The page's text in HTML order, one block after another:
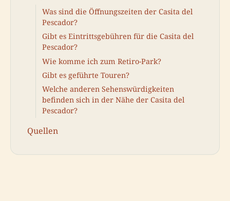
Was sind die Öffnungszeiten der Casita del
Pescador?
Gibt es Eintrittsgebühren für die Casita del
Pescador?
Wie komme ich zum Retiro-Park?
Gibt es geführte Touren?
Welche anderen Sehenswürdigkeiten
befinden sich in der Nähe der Casita del
Pescador?
Quellen